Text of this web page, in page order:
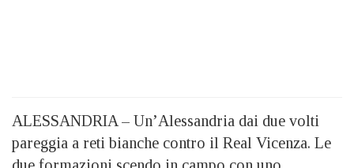
ALESSANDRIA – Un’Alessandria dai due volti
pareggia a reti bianche contro il Real Vicenza. Le